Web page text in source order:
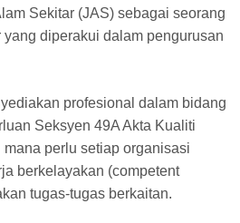
Sekitar (JAS) sebagai seorang
diperakui dalam pengurusan
profesional dalam bidang
Seksyen 49A Akta Kualiti
perlu setiap organisasi
berkelayakan (competent
tugas-tugas berkaitan.